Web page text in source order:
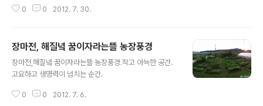
함께 오르는 것'임을 최샘이 온몸으로 본을 보여주시면서
계곡에서 가재도 발견했답니다! 꿈이자라는뜰 방학중활동
은 2주동안 진행했구요, 월요일부터 금요일까지 어울림 /
요리 / 원예 / 풍물 / 목공과 도예활동을 합니다.
0 0 2012. 7. 30.
장마전, 해질녘 꿈이자라는뜰 농장풍경
장마전,해질녘 꿈이자라는뜰 농장풍경.작고 아늑한 공간.
고요하고 생명력이 넘치는 순간.
0 0 2012. 7. 6.